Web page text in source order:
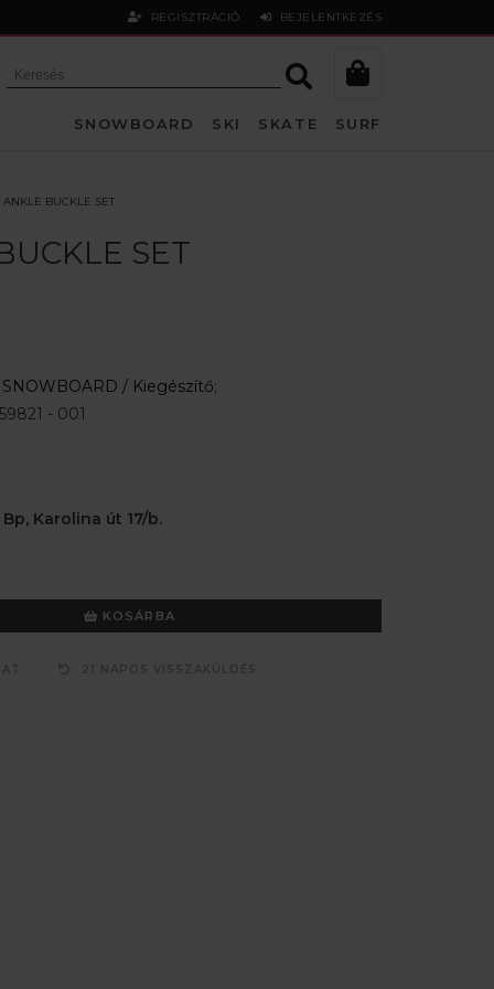
REGISZTRÁCIÓ BEJELENTKEZÉS
SNOWBOARD SKI SKATE SURF
ANKLE BUCKLE SET
SET
SNOWBOARD / Kiegészítő;
- 001
Bp, Karolina út 17/b.
KOSÁRBA